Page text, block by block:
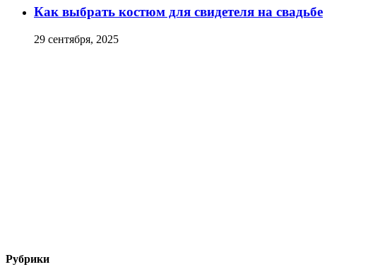
Как выбрать костюм для свидетеля на свадьбе
29 сентября, 2025
Рубрики